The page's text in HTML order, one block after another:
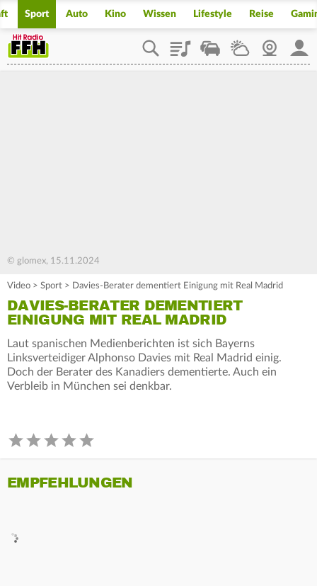
Sport Auto Kino Wissen Lifestyle Reise
PlaylistStaupilotWetterWebcam
© glomex, 15.11.2024
Video > Sport > Davies-Berater dementiert Einigung mit Real Madrid
DAVIES-BERATER DEMENTIERT
EINIGUNG MIT REAL MADRID
Laut spanischen Medienberichten ist sich Bayerns
Linksverteidiger Alphonso Davies mit Real Madrid einig.
Doch der Berater des Kanadiers dementierte. Auch ein
Verbleib in München sei denkbar.
EMPFEHLUNGEN